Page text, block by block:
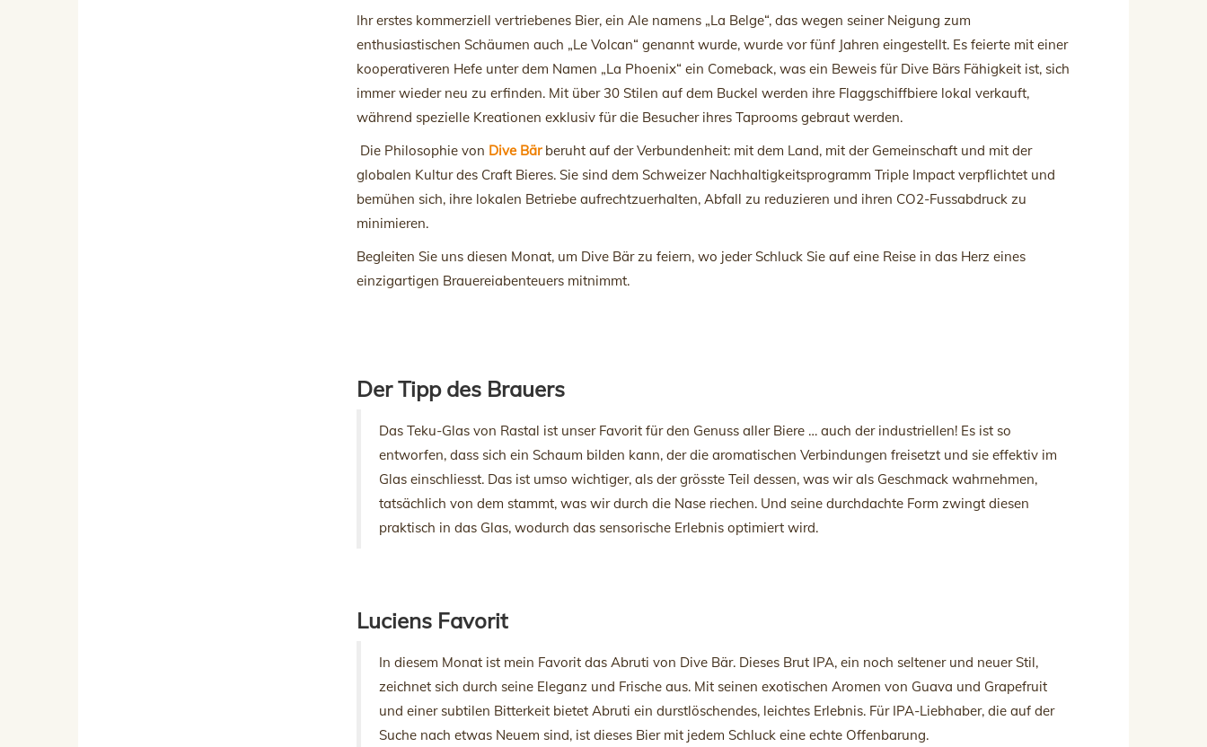
Ihr erstes kommerziell vertriebenes Bier, ein Ale namens „La Belge“, das wegen seiner Neigung zum
enthusiastischen Schäumen auch „Le Volcan“ genannt wurde, wurde vor fünf Jahren eingestellt. Es feierte mit einer
kooperativeren Hefe unter dem Namen „La Phoenix“ ein Comeback, was ein Beweis für Dive Bärs Fähigkeit ist, sich
immer wieder neu zu erfinden. Mit über 30 Stilen auf dem Buckel werden ihre Flaggschiffbiere lokal verkauft,
während spezielle Kreationen exklusiv für die Besucher ihres Taprooms gebraut werden.
Die Philosophie von Dive Bärberuht auf der Verbundenheit: mit dem Land, mit der Gemeinschaft und mit der
globalen Kultur des Craft Bieres. Sie sind dem Schweizer Nachhaltigkeitsprogramm Triple Impact verpflichtet und
bemühen sich, ihre lokalen Betriebe aufrechtzuerhalten, Abfall zu reduzieren und ihren CO2-Fussabdruck zu
minimieren.
Begleiten Sie uns diesen Monat, um Dive Bär zu feiern, wo jeder Schluck Sie auf eine Reise in das Herz eines
einzigartigen Brauereiabenteuers mitnimmt.
Der Tipp des Brauers
Das Teku-Glas von Rastal ist unser Favorit für den Genuss aller Biere … auch der industriellen! Es ist so
entworfen, dass sich ein Schaum bilden kann, der die aromatischen Verbindungen freisetzt und sie effektiv im
Glas einschliesst. Das ist umso wichtiger, als der grösste Teil dessen, was wir als Geschmack wahrnehmen,
tatsächlich von dem stammt, was wir durch die Nase riechen. Und seine durchdachte Form zwingt diesen
praktisch in das Glas, wodurch das sensorische Erlebnis optimiert wird.
Luciens Favorit
In diesem Monat ist mein Favorit das Abruti von Dive Bär. Dieses Brut IPA, ein noch seltener und neuer Stil,
zeichnet sich durch seine Eleganz und Frische aus. Mit seinen exotischen Aromen von Guava und Grapefruit
und einer subtilen Bitterkeit bietet Abruti ein durstlöschendes, leichtes Erlebnis. Für IPA-Liebhaber, die auf der
Suche nach etwas Neuem sind, ist dieses Bier mit jedem Schluck eine echte Offenbarung.